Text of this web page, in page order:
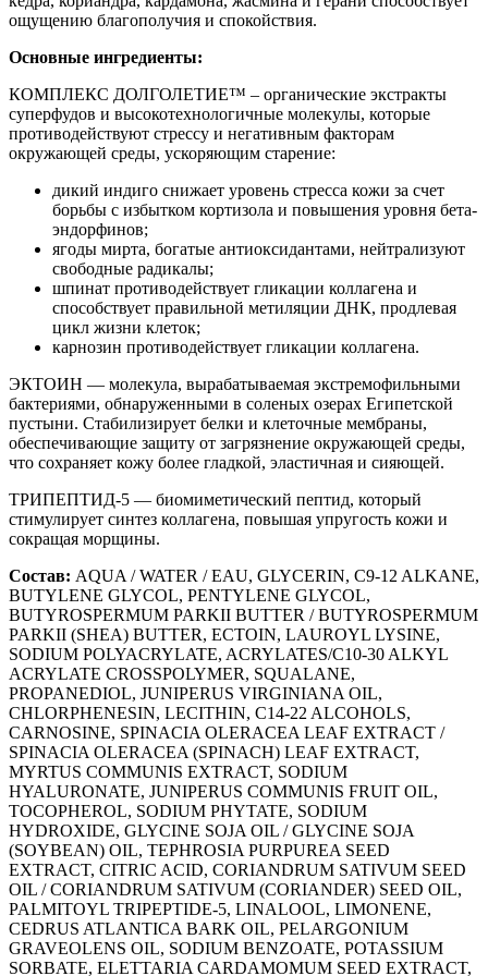
ощущению благополучия и спокойствия.
Основные ингредиенты:
КОМПЛЕКС ДОЛГОЛЕТИЕ™ – органические экстракты
суперфудов и высокотехнологичные молекулы, которые
противодействуют стрессу и негативным факторам
окружающей среды, ускоряющим старение:
дикий индиго снижает уровень стресса кожи за счет
борьбы с избытком кортизола и повышения уровня бета-
эндорфинов;
ягоды мирта, богатые антиоксидантами, нейтрализуют
свободные радикалы;
шпинат противодействует гликации коллагена и
способствует правильной метиляции ДНК, продлевая
цикл жизни клеток;
карнозин противодействует гликации коллагена.
ЭКТОИН — молекула, вырабатываемая экстремофильными
бактериями, обнаруженными в соленых озерах Египетской
пустыни. Стабилизирует белки и клеточные мембраны,
обеспечивающие защиту от загрязнение окружающей среды,
что сохраняет кожу более гладкой, эластичная и сияющей.
ТРИПЕПТИД-5 — биомиметический пептид, который
стимулирует синтез коллагена, повышая упругость кожи и
сокращая морщины.
Состав: AQUA / WATER / EAU, GLYCERIN, C9-12 ALKANE,
BUTYLENE GLYCOL, PENTYLENE GLYCOL,
BUTYROSPERMUM PARKII BUTTER / BUTYROSPERMUM
PARKII (SHEA) BUTTER, ECTOIN, LAUROYL LYSINE,
SODIUM POLYACRYLATE, ACRYLATES/C10-30 ALKYL
ACRYLATE CROSSPOLYMER, SQUALANE,
PROPANEDIOL, JUNIPERUS VIRGINIANA OIL,
CHLORPHENESIN, LECITHIN, C14-22 ALCOHOLS,
CARNOSINE, SPINACIA OLERACEA LEAF EXTRACT /
SPINACIA OLERACEA (SPINACH) LEAF EXTRACT,
MYRTUS COMMUNIS EXTRACT, SODIUM
HYALURONATE, JUNIPERUS COMMUNIS FRUIT OIL,
TOCOPHEROL, SODIUM PHYTATE, SODIUM
HYDROXIDE, GLYCINE SOJA OIL / GLYCINE SOJA
(SOYBEAN) OIL, TEPHROSIA PURPUREA SEED
EXTRACT, CITRIC ACID, CORIANDRUM SATIVUM SEED
OIL / CORIANDRUM SATIVUM (CORIANDER) SEED OIL,
PALMITOYL TRIPEPTIDE-5, LINALOOL, LIMONENE,
CEDRUS ATLANTICA BARK OIL, PELARGONIUM
GRAVEOLENS OIL, SODIUM BENZOATE, POTASSIUM
SORBATE, ELETTARIA CARDAMOMUM SEED EXTRACT,